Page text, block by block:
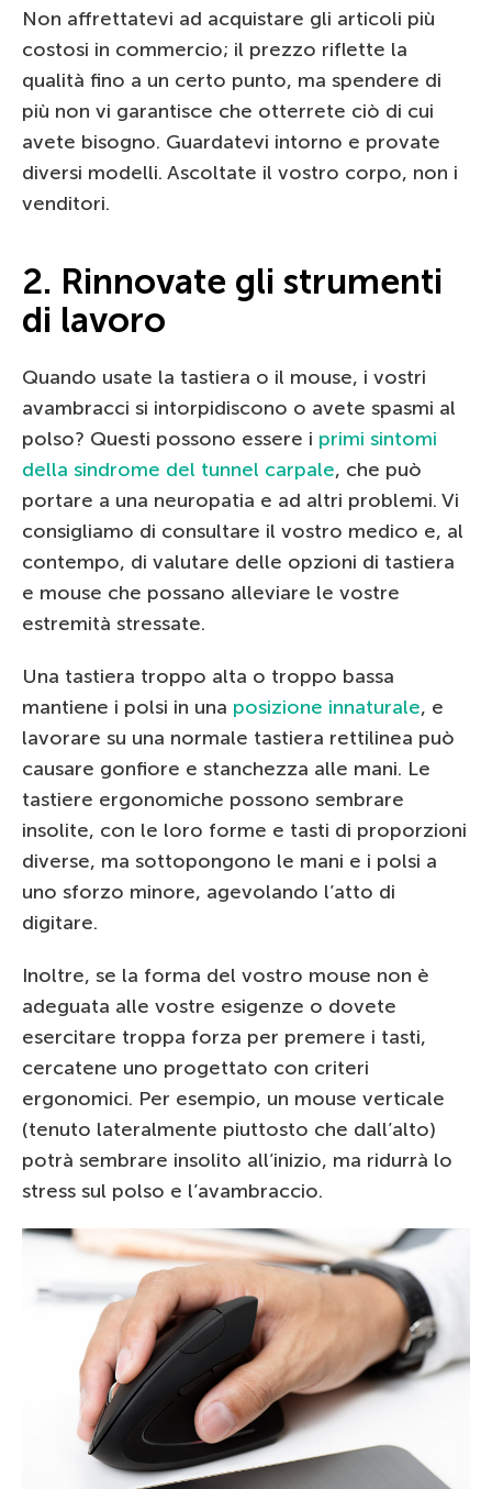
Non affrettatevi ad acquistare gli articoli più
costosi in commercio; il prezzo riflette la
qualità fino a un certo punto, ma spendere di
più non vi garantisce che otterrete ciò di cui
avete bisogno. Guardatevi intorno e provate
diversi modelli. Ascoltate il vostro corpo, non i
venditori.
2. Rinnovate gli strumenti
di lavoro
Quando usate la tastiera o il mouse, i vostri
avambracci si intorpidiscono o avete spasmi al
polso? Questi possono essere i primi sintomi
della sindrome del tunnel carpale, che può
portare a una neuropatia e ad altri problemi. Vi
consigliamo di consultare il vostro medico e, al
contempo, di valutare delle opzioni di tastiera
e mouse che possano alleviare le vostre
estremità stressate.
Una tastiera troppo alta o troppo bassa
mantiene i polsi in una posizione innaturale, e
lavorare su una normale tastiera rettilinea può
causare gonfiore e stanchezza alle mani. Le
tastiere ergonomiche possono sembrare
insolite, con le loro forme e tasti di proporzioni
diverse, ma sottopongono le mani e i polsi a
uno sforzo minore, agevolando l’atto di
digitare.
Inoltre, se la forma del vostro mouse non è
adeguata alle vostre esigenze o dovete
esercitare troppa forza per premere i tasti,
cercatene uno progettato con criteri
ergonomici. Per esempio, un mouse verticale
(tenuto lateralmente piuttosto che dall’alto)
potrà sembrare insolito all’inizio, ma ridurrà lo
stress sul polso e l’avambraccio.